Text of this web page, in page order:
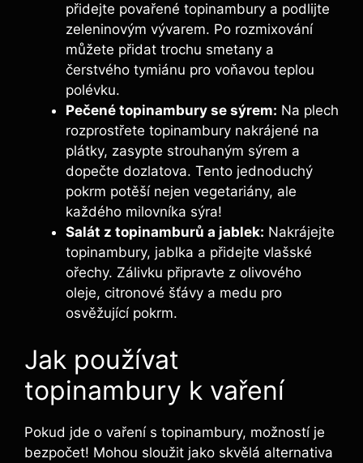
přidejte povařené topinambury a podlijte
zeleninovým vývarem. Po rozmixování
můžete přidat trochu smetany a
čerstvého tymiánu pro voňavou teplou
polévku.
Pečené topinambury se sýrem: Na plech
rozprostřete topinambury nakrájené na
plátky, zasypte strouhaným sýrem a
dopečte dozlatova. Tento jednoduchý
pokrm potěší nejen vegetariány, ale
každého milovníka sýra!
Salát z topinamburů a jablek: Nakrájejte
topinambury, jablka a přidejte vlašské
ořechy. Zálivku připravte z olivového
oleje, citronové šťávy a medu pro
osvěžující pokrm.
Jak používat
topinambury k vaření
Pokud jde o vaření s topinambury, možností je
bezpočet! Mohou sloužit jako skvělá alternativa